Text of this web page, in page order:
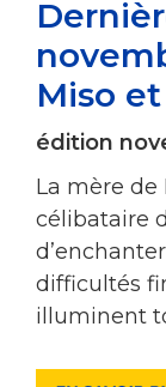
Miso
édition
La mère
célibataire
difficultés
illuminent